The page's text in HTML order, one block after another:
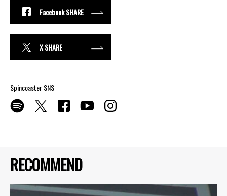
RECOMMEND
Facebook SHARE
X SHARE
Spincoaster SNS